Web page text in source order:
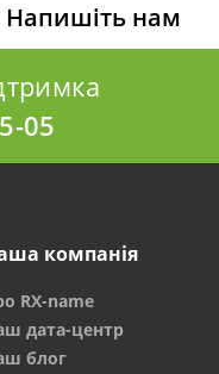
Напишіть нам
05
компанія
RX-name
дата-центр
блог